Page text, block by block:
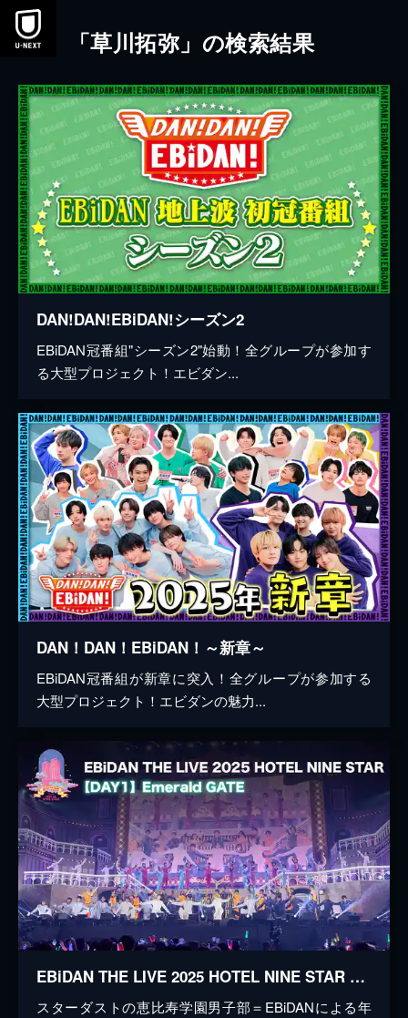
本文へスキップ
「草川拓弥」の検索結果
DAN!DAN!EBiDAN!シーズン2
EBiDAN冠番組"シーズン2"始動！全グループが参加す
る大型プロジェクト！エビダン...
DAN！DAN！EBiDAN！～新章～
EBiDAN冠番組が新章に突入！全グループが参加する
大型プロジェクト！エビダンの魅力...
EBiDAN THE LIVE 2025 HOTEL NINE STAR 【Day1】Emerald GATE
スターダストの恵比寿学園男子部＝EBiDANによる年